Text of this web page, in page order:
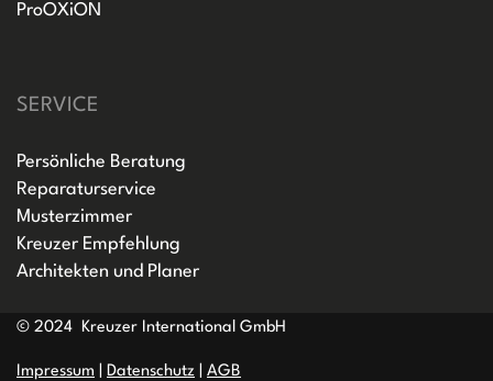
ProOXiON
SERVICE
Persönliche Beratung
Reparaturservice
Musterzimmer
Kreuzer Empfehlung
Architekten und Planer
© 2024 Kreuzer International GmbH
Impressum Datenschutz AGB